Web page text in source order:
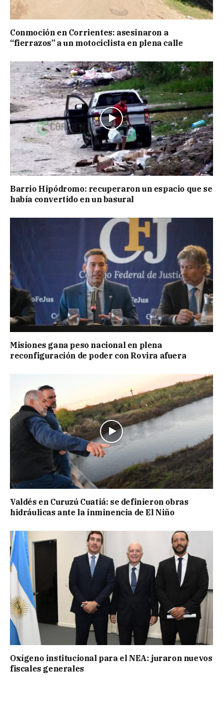
Conmoción en Corrientes: asesinaron a
“fierrazos” a un motociclista en plena calle
Barrio Hipódromo: recuperaron un espacio que se
había convertido en un basural
Misiones gana peso nacional en plena
reconfiguración de poder con Rovira afuera
Valdés en Curuzú Cuatiá: se definieron obras
hidráulicas ante la inminencia de El Niño
Oxígeno institucional para el NEA: juraron nuevos
fiscales generales